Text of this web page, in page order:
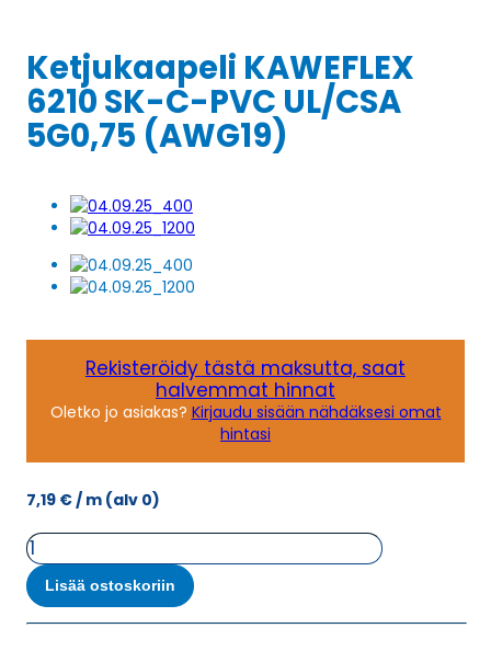
Ketjukaapeli KAWEFLEX
6210 SK-C-PVC UL/CSA
5G0,75 (AWG19)
Rekisteröidy tästä maksutta, saat
halvemmat hinnat
Oletko jo asiakas? Kirjaudu sisään nähdäksesi omat
hintasi
7,19 €/ m (alv 0)
Ketjukaapeli
KAWEFLEX
6210
SK-
C-
Lisää ostoskoriin